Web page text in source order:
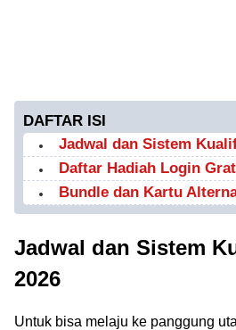
DAFTAR ISI
Jadwal dan Sistem
Daftar Hadiah Login
Bundle dan Kartu
Jadwal dan Sistem
2026
Untuk bisa melaju ke panggung